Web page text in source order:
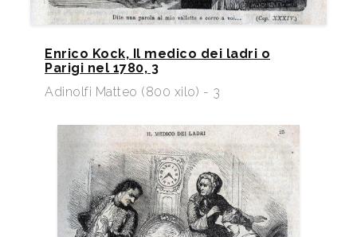
Enrico Kock, Il medico dei ladri o
Parigi nel 1780, 3
Adinolfi Matteo (800 xilo) - 3